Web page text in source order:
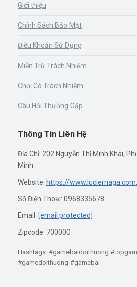
Giới thiệu
Chính Sách Bảo Mật
Điều Khoản Sử Dụng
Miễn Trừ Trách Nhiệm
Chơi Có Trách Nhiệm
Câu Hỏi Thường Gặp
Thông Tin Liên Hệ
Địa Chỉ: 202 Nguyễn Thị Minh Khai,
Minh
Website: https://
Số Điện Thoại: 0968335678
Email: [email protected]
Zipcode: 700000
Hashtags: #gamebaidoithuong
#gamedoithuong #gamebai